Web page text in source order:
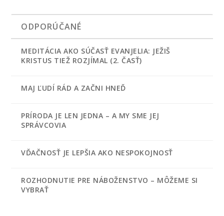
ODPORÚČANÉ
MEDITÁCIA AKO SÚČASŤ EVANJELIA: JEŽIŠ
KRISTUS TIEŽ ROZJÍMAL (2. ČASŤ)
MAJ ĽUDÍ RÁD A ZAČNI HNEĎ
PRÍRODA JE LEN JEDNA – A MY SME JEJ
SPRÁVCOVIA
VĎAČNOSŤ JE LEPŠIA AKO NESPOKOJNOSŤ
ROZHODNUTIE PRE NÁBOŽENSTVO – MÔŽEME SI
VYBRAŤ